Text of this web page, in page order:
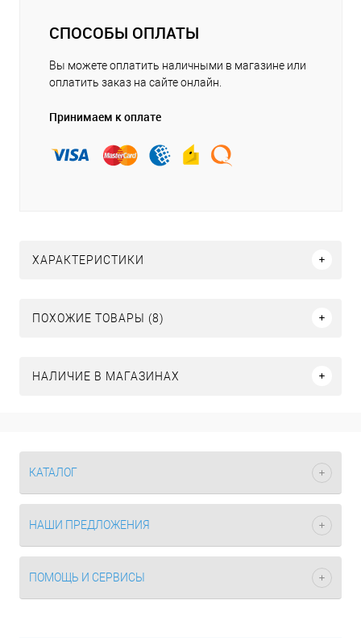
СПОСОБЫ ОПЛАТЫ
Вы можете оплатить наличными в магазине или
оплатить заказ на сайте онлайн.
Принимаем к оплате
ХАРАКТЕРИСТИКИ
ПОХОЖИЕ ТОВАРЫ (8)
НАЛИЧИЕ В МАГАЗИНАХ
КАТАЛОГ
НАШИ ПРЕДЛОЖЕНИЯ
ПОМОЩЬ И СЕРВИСЫ